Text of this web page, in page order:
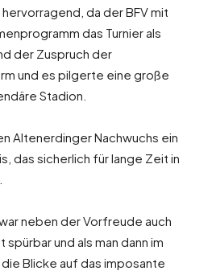
da der BFV mit
das Turnier als
der Zuspruch der
und es pilgerte eine große
Stadion.
Altenerdinger Nachwuchs ein
das sicherlich für lange Zeit in
neben der Vorfreude auch
und als man dann im
Blicke auf das imposante